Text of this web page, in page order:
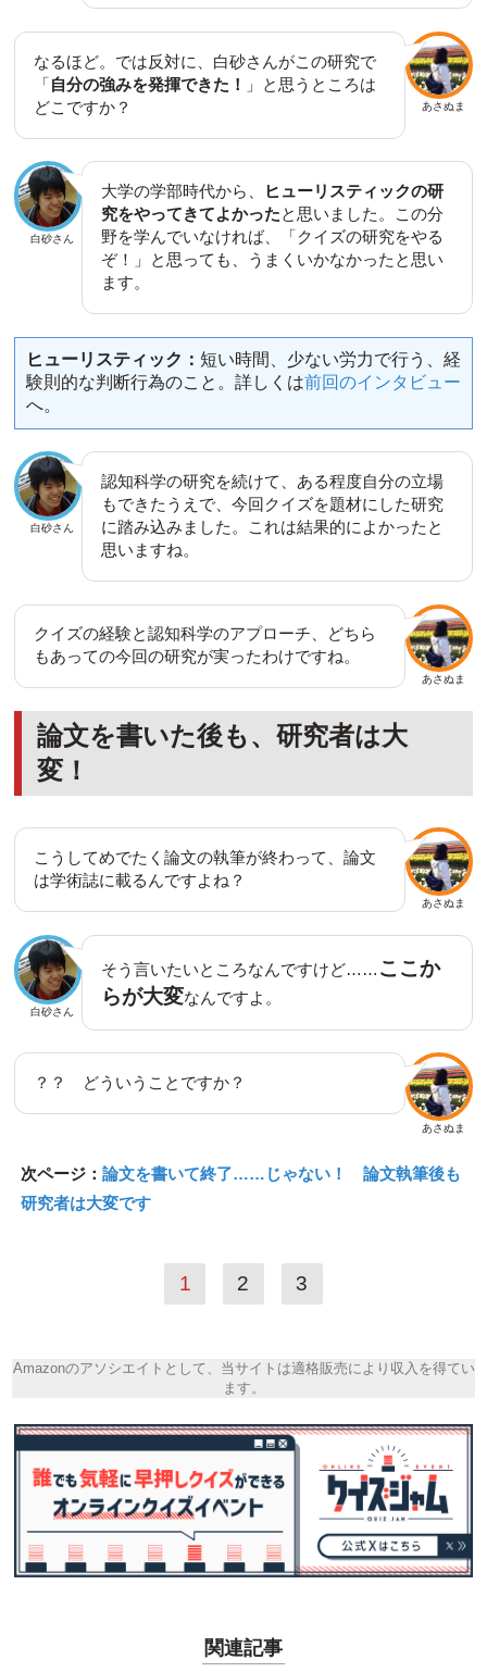
あさぬま
なるほど。では反対に、白砂さんがこの研究で
「自分の強みを発揮できた！
」と思うところは
どこですか？
白砂さん
大学の学部時代から、
ヒューリスティックの研
究をやってきてよかったと思いました。この分
野を学んでいなければ、「クイズの研究をやる
ぞ！」と思っても、うまくいかなかったと思い
ます。
ヒューリスティック： 短い時間、少ない労力で行う、経
験則的な判断行為のこと。詳しくは前回のインタビュー
へ。
白砂さん
認知科学の研究を続けて、ある程度自分の立場
もできたうえで、今回クイズを題材にした研究
に踏み込みました。これは結果的によかったと
思いますね。
あさぬま
クイズの経験と認知科学のアプローチ、どちら
もあっての今回の研究が実ったわけですね。
論文を書いた後も、研究者は大
変！
あさぬま
こうしてめでたく論文の執筆が終わって、論文
は学術誌に載るんですよね？
白砂さん
そう言いたいところなんですけど…… ここか
らが大変なんですよ。
あさぬま
？？ どういうことですか？
次ページ： 論文を書いて終了……じゃない！ 論文執筆後も
研究者は大変です
1 2 3
Amazonのアソシエイトとして、当サイトは適格販売により収入を得てい
ます。
関連記事